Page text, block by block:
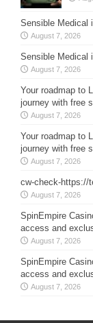
Sensible Medical
August 7, 2026
Sensible Medical
August 7, 2026
Your roadmap to
journey with free
August 7, 2026
Your roadmap to
journey with free
August 7, 2026
cw-check-https://
August 7, 2026
SpinEmpire
access and
August 7, 2026
SpinEmpire
access and
August 7, 2026